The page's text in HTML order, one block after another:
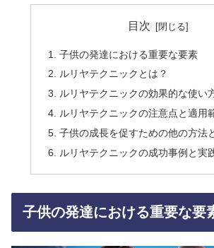
目次
子供の発達における重要な要素
ルリヤテクニックとは？
ルリヤテクニックの効果的な使い
ルリヤテクニックの注意点と適用
子供の成長を促すための他の方法
ルリヤテクニックの成功事例と実
子供の発達における重要な要